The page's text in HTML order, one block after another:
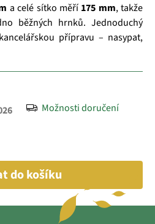
Možnosti doručení
do košíku
a celé sítko měří 175 mm, takže
běžných hrnků. Jednoduchý
přípravu – nasypat,